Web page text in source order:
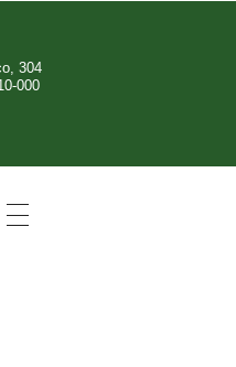
304
000